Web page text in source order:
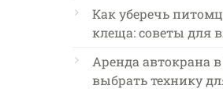
Как уберечь
клеща: советы для
Аренда автокрана
выбрать технику